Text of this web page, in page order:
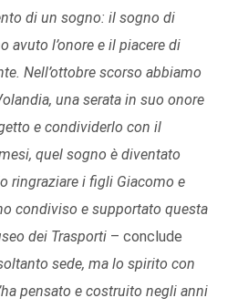
di un sogno: il sogno di
avuto l’onore e il piacere di
Nell’ottobre scorso abbiamo
una serata in suo onore
e condividerlo con il
quel sogno è diventato
ringraziare i figli Giacomo e
condiviso e supportato questa
dei Trasporti – conclude
sede, ma lo spirito con
pensato e costruito negli anni